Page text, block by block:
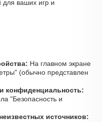
ваших игр и
На главном экране
(обычно представлен
конфиденциальность:
"Безопасность и
источников: